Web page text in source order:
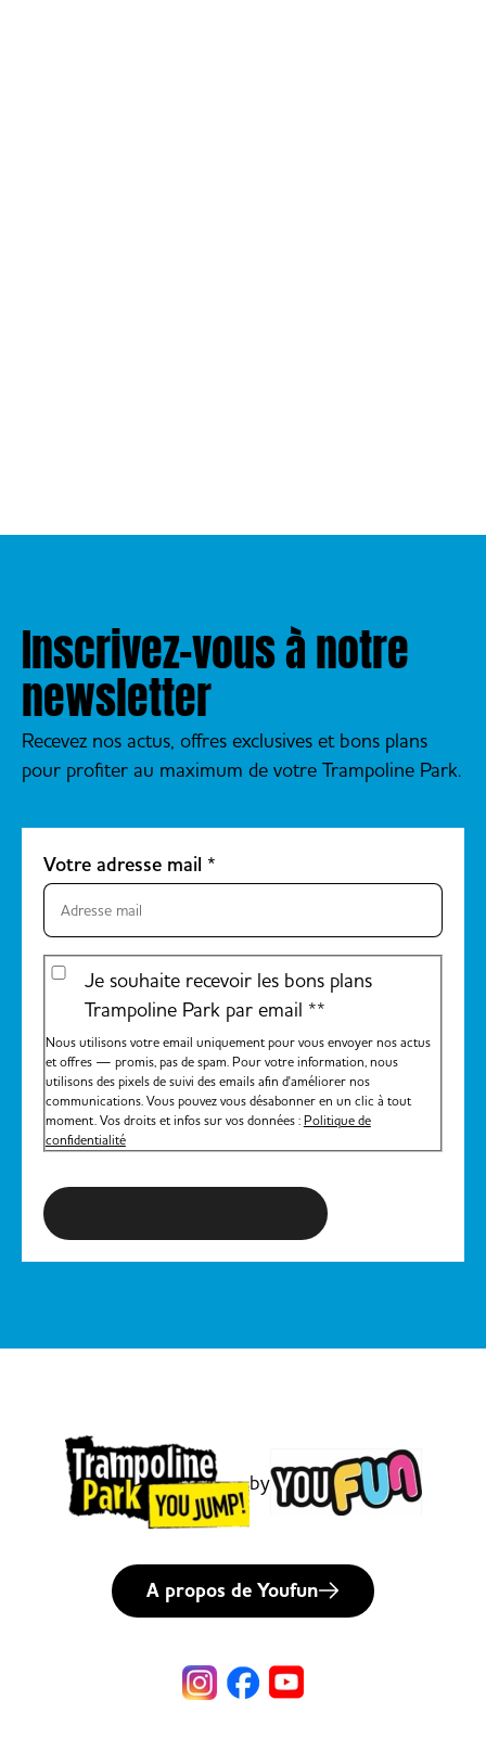
Inscrivez-vous à notre
newsletter
Recevez nos actus, offres exclusives et bons plans
pour profiter au maximum de votre Trampoline Park.
Votre adresse mail *
Je souhaite recevoir les bons plans
Trampoline Park par email **
Nous utilisons votre email uniquement pour vous envoyer nos actus
et offres — promis, pas de spam. Pour votre information, nous
utilisons des pixels de suivi des emails afin d'améliorer nos
communications. Vous pouvez vous désabonner en un clic à tout
moment. Vos droits et infos sur vos données : Politique de
confidentialité
by
A propos de Youfun